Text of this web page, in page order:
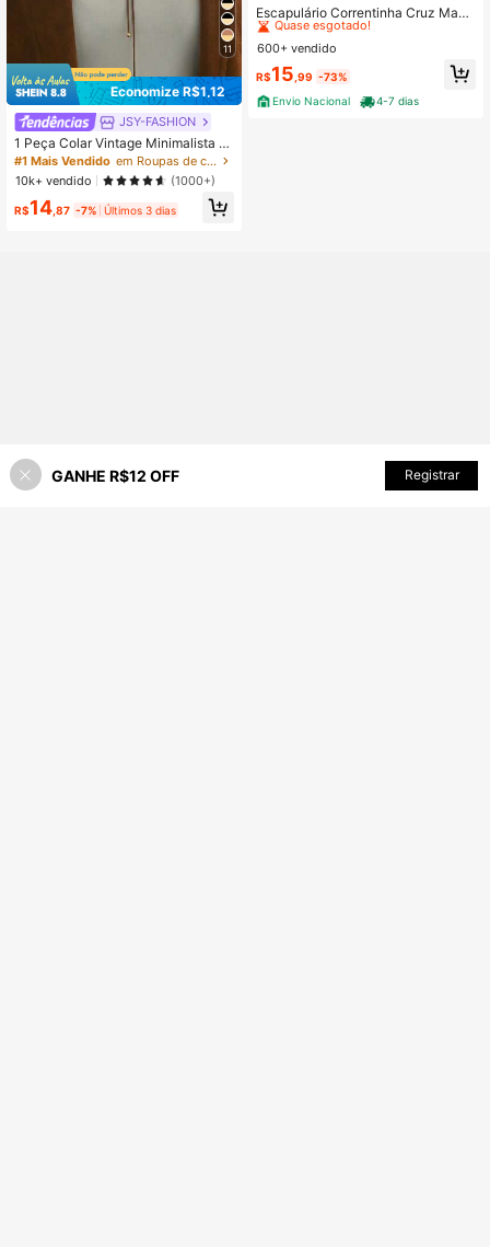
11
Economize R$1,12
JSY-FASHION
1 Peça Colar Vintage Minimalista Pr
eto com Bola de Metal Multicamad
as em Formato de Y, Adequado par
a Uso Diário, Festa e Férias
#1 Mais Vendido
em Roupas de clube Jóias e Relógios
10k+ vendido
(1000+)
R$14 ,87 -7% Últimos 3 dias
Escapulário Correntinha Cruz Masc
ulina Banhado A Prata 925
Quase esgotado!
#3 Mais Vendido
Quase esgotado!
#3 Mais Vendido
Quase esgotado!
#3 Mais Vendido
em Religioso Colares Homens
Quase esgotado!
600+ vendido
R$15 ,99 -73%
Envio Nacional
4-7 dias
71% OFF! ADICIONAR AO CARRINHO
GANHE R$12 OFF Registrar